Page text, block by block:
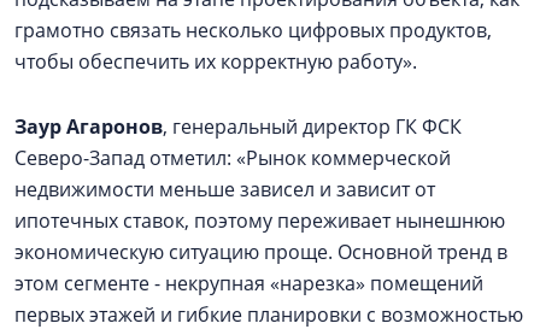
грамотно связать несколько цифровых продуктов,
чтобы обеспечить их корректную работу».
Заур Агаронов, генеральный директор ГК ФСК
Северо-Запад отметил: «Рынок коммерческой
недвижимости меньше зависел и зависит от
ипотечных ставок, поэтому переживает нынешнюю
экономическую ситуацию проще. Основной тренд в
этом сегменте - некрупная «нарезка» помещений
первых этажей и гибкие планировки с возможностью